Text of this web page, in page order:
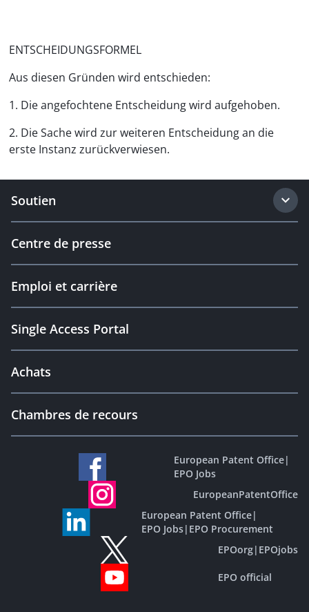
ENTSCHEIDUNGSFORMEL
Aus diesen Gründen wird entschieden:
1. Die angefochtene Entscheidung wird aufgehoben.
2. Die Sache wird zur weiteren Entscheidung an die
erste Instanz zurückverwiesen.
Soutien
Centre de presse
Emploi et carrière
Single Access Portal
Achats
Chambres de recours
European Patent Office|
EPO Jobs
EuropeanPatentOffice
European Patent Office|
EPO Jobs| EPO Procurement
EPOorg| EPOjobs
EPO official